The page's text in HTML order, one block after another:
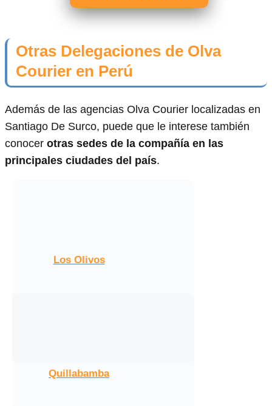
Otras Delegaciones de Olva
Courier en Perú
Además de las agencias Olva Courier localizadas en
Santiago De Surco, puede que le interese también
conocer otras sedes de la compañía en las
principales ciudades del país.
Los Olivos
Quillabamba